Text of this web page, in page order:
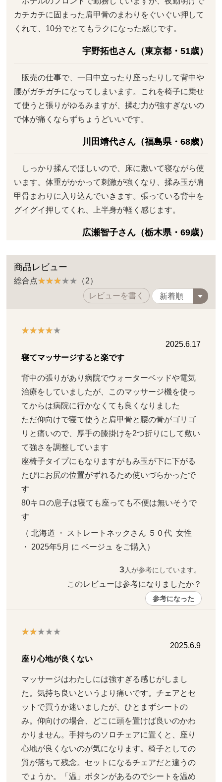
カチカチに固まった肩甲骨のまわりをぐいぐい押して
くれて、10分でとてもラクになった感じです。
宇野拓也さん（東京都・51歳）
販売の仕事で、一日中立ったり座ったりして背中や
腰がガチガチになってしまいます。これを椅子に乗せ
て使うと張りがゆるみますが、揉む力が強すぎないの
で体が痛くならずちょうどいいです。
川田靖代さん（福島県・68歳）
しっかり揉んでほしいので、床に敷いて寝ながら使
います。体重がかかって刺激が強くなり、揉み玉が肩
甲骨まわりに入り込んでいきます。張っている背中を
グイグイ押してくれ、上半身が軽く感じます。
広瀬智子さん（栃木県・69歳）
商品レビュー
総合点
（2）
レビューを書く
2025.6.17
寝てマッサージすると楽です
背中の張りがあり病院でウォーターベッドや電気
治療をしていましたが、このマッサージ機を使っ
てからは病院に行かなくても良くなりました
ただ仰向けで寝て使うと肩甲骨と腰の骨がゴリゴ
リと痛いので、厚手の膝掛けを2つ折りにして敷い
て強さを調整しています
座椅子タイプにもなりますがもみ玉が下に下がる
たびにお尻の位置がずれるため使いづらかったで
す
80キロの息子は寝ても座っても不便は無いそうで
す
（ 北海道 ・ ストレートネックさん ５０代  女性
・ 2025年5月 に ベージュ をご購入）
3人が参考にしています。
このレビューは参考になりましたか？
参考になった
2025.6.9
座り心地が良くない
マッサージはわたしには強すぎる感じがしまし
た。気持ち良いというより痛いです。チェアとセ
ットで買うか迷いましたが、ひとまずシートの
み。仰向けの場合、どこに頭を置けば良いのかわ
かりません。手持ちのソロチェアに置くと、座り
心地が良くないのが気になります。椅子としての
質が落ちて残念。セットになるチェアだと違うの
でょうか。「温」ボタンがあるのでシートを温め